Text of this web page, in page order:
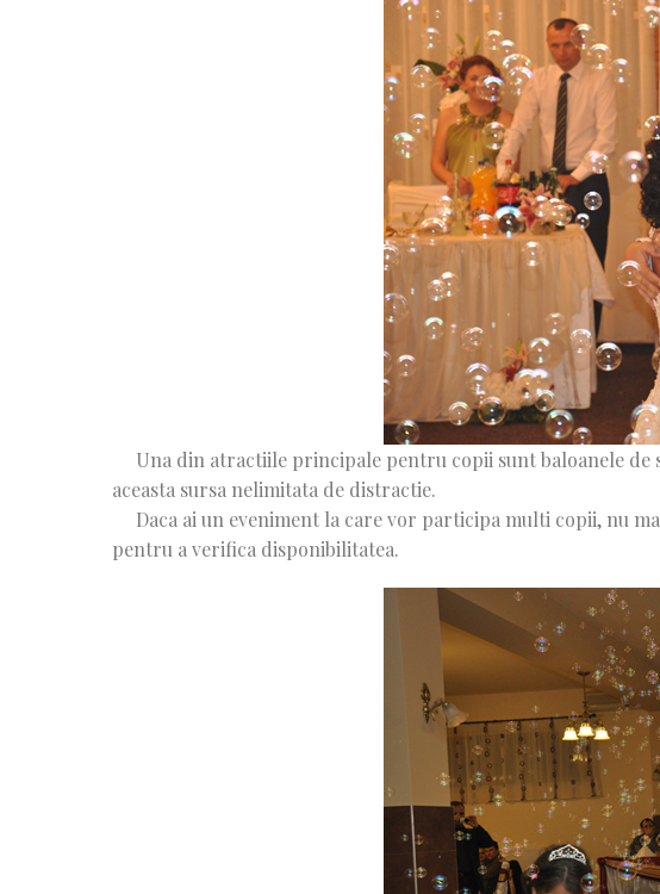
Una din atractiile principale pentru copii sunt baloanele de
aceasta sursa nelimitata de distractie.
Daca ai un eveniment la care vor participa multi copii, nu
pentru a verifica disponibilitatea.